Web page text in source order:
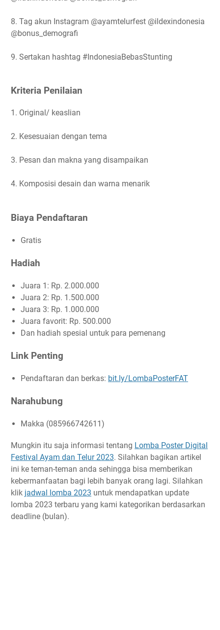
8. Tag akun Instagram @ayamtelurfest @ildexindonesia
@bonus_demografi
9. Sertakan hashtag #IndonesiaBebasStunting
Kriteria Penilaian
1. Original/ keaslian
2. Kesesuaian dengan tema
3. Pesan dan makna yang disampaikan
4. Komposisi desain dan warna menarik
Biaya Pendaftaran
Gratis
Hadiah
Juara 1: Rp. 2.000.000
Juara 2: Rp. 1.500.000
Juara 3: Rp. 1.000.000
Juara favorit: Rp. 500.000
Dan hadiah spesial untuk para pemenang
Link Penting
Pendaftaran dan berkas: bit.ly/LombaPosterFAT
Narahubung
Makka (085966742611)
Mungkin itu saja informasi tentang Lomba Poster Digital
Festival Ayam dan Telur 2023. Silahkan bagikan artikel
ini ke teman-teman anda sehingga bisa memberikan
kebermanfaatan bagi lebih banyak orang lagi. Silahkan
klik jadwal lomba 2023 untuk mendapatkan update
lomba 2023 terbaru yang kami kategorikan berdasarkan
deadline (bulan).